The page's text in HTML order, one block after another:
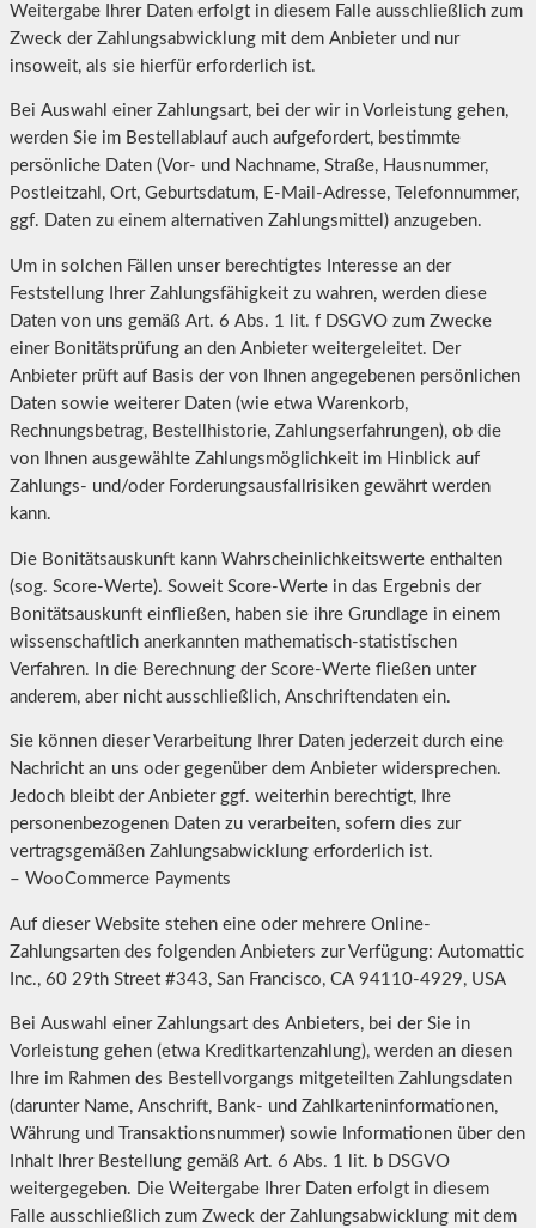
Weitergabe Ihrer Daten erfolgt in diesem Falle ausschließlich zum
Zweck der Zahlungsabwicklung mit dem Anbieter und nur
insoweit, als sie hierfür erforderlich ist.
Bei Auswahl einer Zahlungsart, bei der wir in Vorleistung gehen,
werden Sie im Bestellablauf auch aufgefordert, bestimmte
persönliche Daten (Vor- und Nachname, Straße, Hausnummer,
Postleitzahl, Ort, Geburtsdatum, E-Mail-Adresse, Telefonnummer,
ggf. Daten zu einem alternativen Zahlungsmittel) anzugeben.
Um in solchen Fällen unser berechtigtes Interesse an der
Feststellung Ihrer Zahlungsfähigkeit zu wahren, werden diese
Daten von uns gemäß Art. 6 Abs. 1 lit. f DSGVO zum Zwecke
einer Bonitätsprüfung an den Anbieter weitergeleitet. Der
Anbieter prüft auf Basis der von Ihnen angegebenen persönlichen
Daten sowie weiterer Daten (wie etwa Warenkorb,
Rechnungsbetrag, Bestellhistorie, Zahlungserfahrungen), ob die
von Ihnen ausgewählte Zahlungsmöglichkeit im Hinblick auf
Zahlungs- und/oder Forderungsausfallrisiken gewährt werden
kann.
Die Bonitätsauskunft kann Wahrscheinlichkeitswerte enthalten
(sog. Score-Werte). Soweit Score-Werte in das Ergebnis der
Bonitätsauskunft einfließen, haben sie ihre Grundlage in einem
wissenschaftlich anerkannten mathematisch-statistischen
Verfahren. In die Berechnung der Score-Werte fließen unter
anderem, aber nicht ausschließlich, Anschriftendaten ein.
Sie können dieser Verarbeitung Ihrer Daten jederzeit durch eine
Nachricht an uns oder gegenüber dem Anbieter widersprechen.
Jedoch bleibt der Anbieter ggf. weiterhin berechtigt, Ihre
personenbezogenen Daten zu verarbeiten, sofern dies zur
vertragsgemäßen Zahlungsabwicklung erforderlich ist.
– WooCommerce Payments
Auf dieser Website stehen eine oder mehrere Online-
Zahlungsarten des folgenden Anbieters zur Verfügung: Automattic
Inc., 60 29th Street #343, San Francisco, CA 94110-4929, USA
Bei Auswahl einer Zahlungsart des Anbieters, bei der Sie in
Vorleistung gehen (etwa Kreditkartenzahlung), werden an diesen
Ihre im Rahmen des Bestellvorgangs mitgeteilten Zahlungsdaten
(darunter Name, Anschrift, Bank- und Zahlkarteninformationen,
Währung und Transaktionsnummer) sowie Informationen über den
Inhalt Ihrer Bestellung gemäß Art. 6 Abs. 1 lit. b DSGVO
weitergegeben. Die Weitergabe Ihrer Daten erfolgt in diesem
Falle ausschließlich zum Zweck der Zahlungsabwicklung mit dem